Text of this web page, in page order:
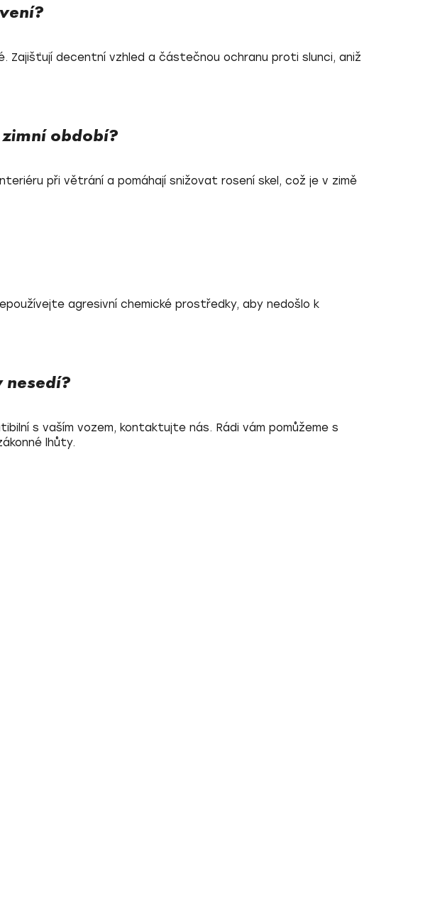
Zajišťují decentní vzhled a částečnou ochranu proti slunci, aniž
období?
při větrání a pomáhají snižovat rosení skel, což je v zimě
agresivní chemické prostředky, aby nedošlo k
nesedí?
s vaším vozem, kontaktujte nás. Rádi vám pomůžeme s
lhůty.